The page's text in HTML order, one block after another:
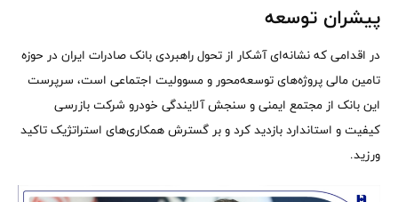
پیشران توسعه
​در اقدامی که نشانه‌ای آشکار از تحول راهبردی بانک صادرات ایران در حوزه
تامین مالی پروژه‌های توسعه‌محور و مسوولیت اجتماعی است، سرپرست
این بانک از مجتمع ایمنی و سنجش آلایندگی خودرو شرکت بازرسی
کیفیت و استاندارد بازدید کرد و بر گسترش همکاری‌های استراتژیک تاکید
ورزید.